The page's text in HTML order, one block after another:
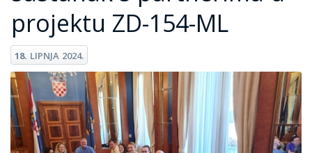
projektu ZD-154-ML
18. LIPNJA 2024.